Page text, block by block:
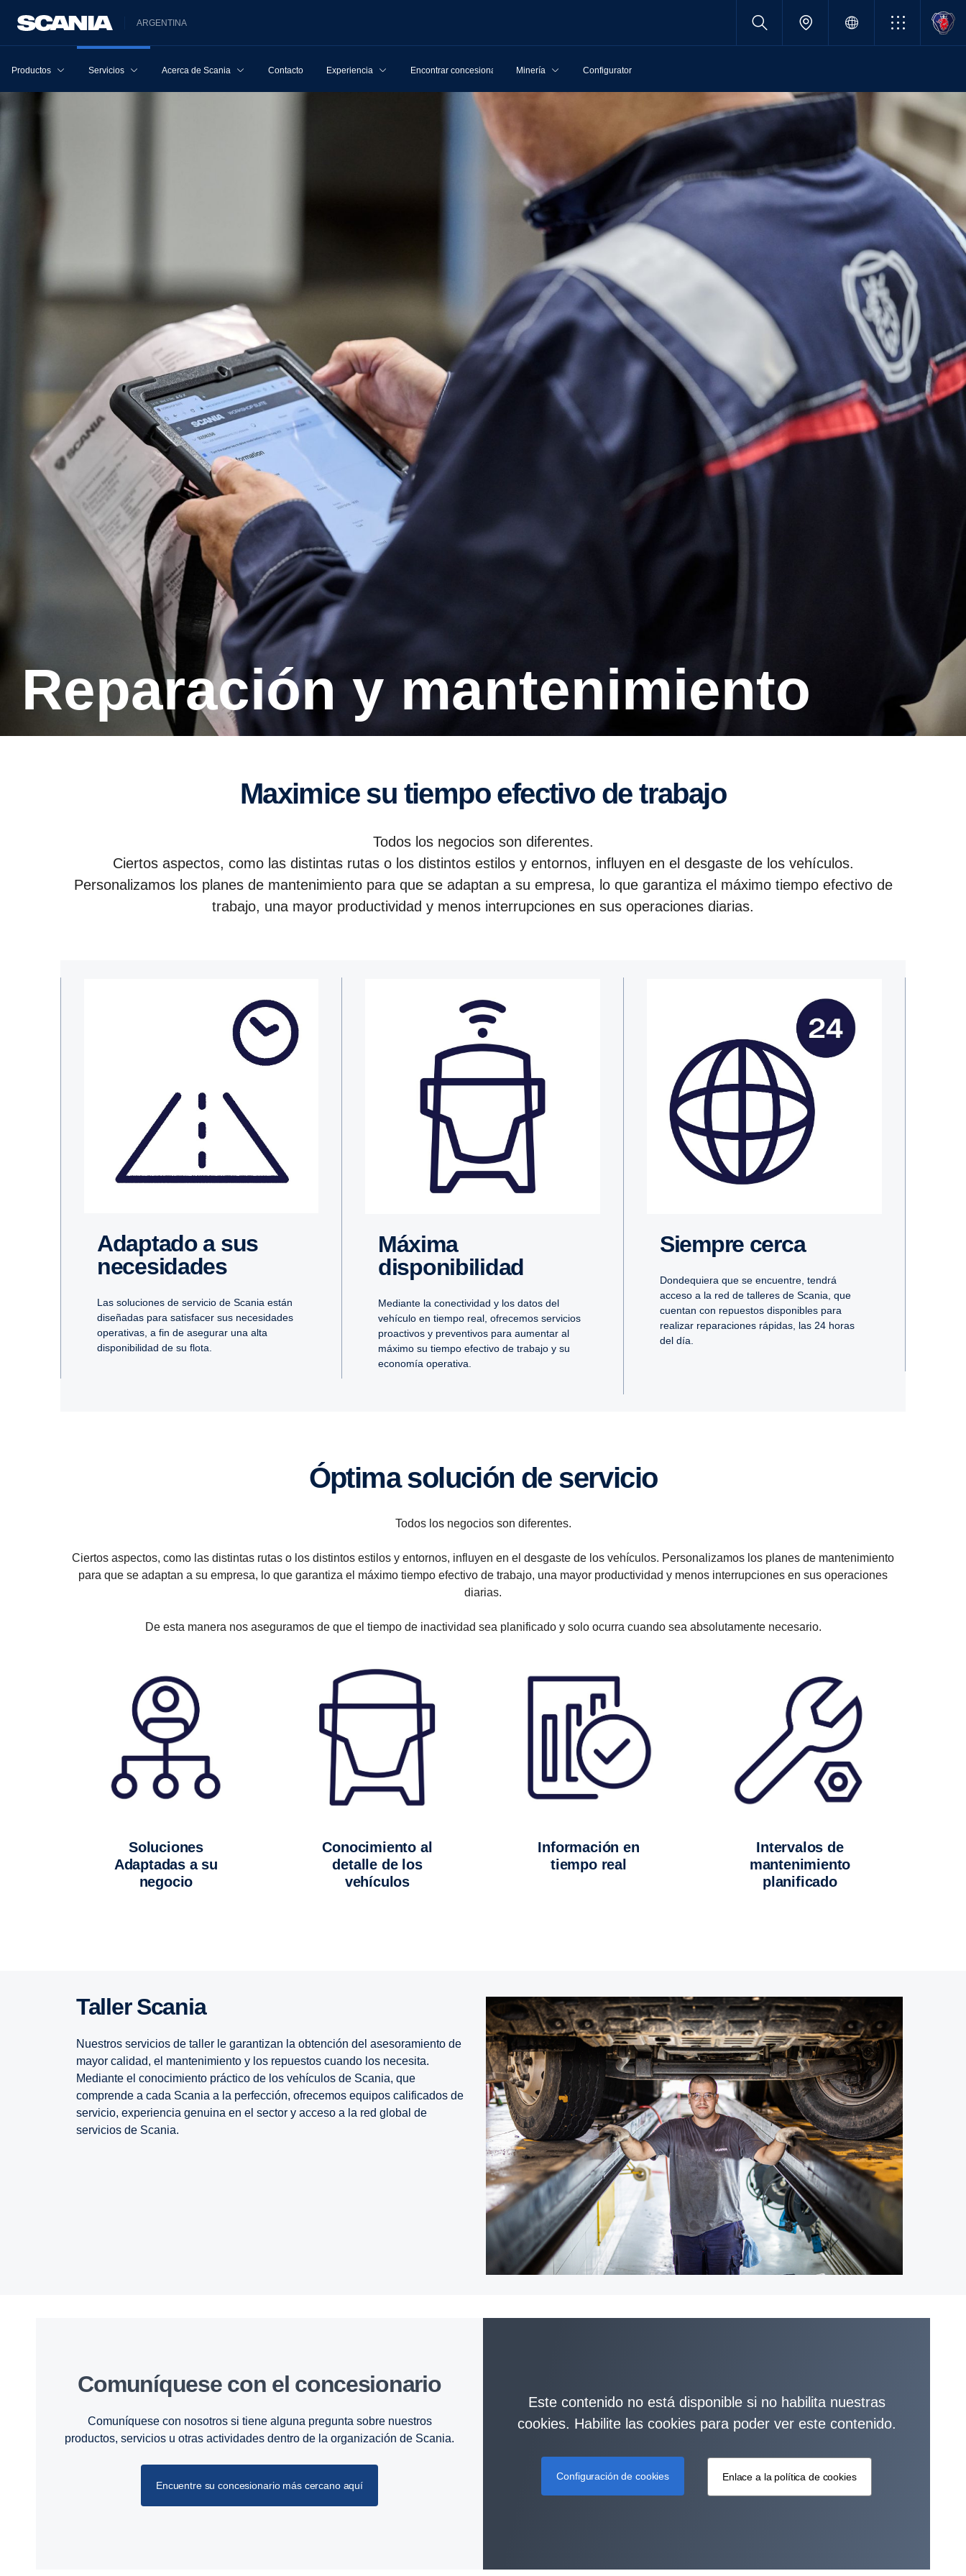
ARGENTINA
Productos Servicios Acerca de Scania Contacto Experiencia Encontrar concesionarios Minería Configurator
Reparación y mantenimiento
Maximice su tiempo efectivo de trabajo
Todos los negocios son diferentes.
Ciertos aspectos, como las distintas rutas o los distintos estilos y entornos, influyen en el desgaste de los vehículos.
Personalizamos los planes de mantenimiento para que se adaptan a su empresa, lo que garantiza el máximo tiempo efectivo de
trabajo, una mayor productividad y menos interrupciones en sus operaciones diarias.
Adaptado a sus
necesidades
Las soluciones de servicio de Scania están
diseñadas para satisfacer sus necesidades
operativas, a fin de asegurar una alta
disponibilidad de su flota.
máxima
disponibilidad
Mediante la conectividad y los datos del
vehículo en tiempo real, ofrecemos servicios
proactivos y preventivos para aumentar al
máximo su tiempo efectivo de trabajo y su
economía operativa.
Siempre cerca
Dondequiera que se encuentre, tendrá
acceso a la red de talleres de Scania, que
cuentan con repuestos disponibles para
realizar reparaciones rápidas, las 24 horas
del día.
óptima solución de servicio
Todos los negocios son diferentes.
Ciertos aspectos, como las distintas rutas o los distintos estilos y entornos, influyen en el desgaste de los vehículos. Personalizamos los planes de mantenimiento
para que se adaptan a su empresa, lo que garantiza el máximo tiempo efectivo de trabajo, una mayor productividad y menos interrupciones en sus operaciones
diarias.
De esta manera nos aseguramos de que el tiempo de inactividad sea planificado y solo ocurra cuando sea absolutamente necesario.
Soluciones
Adaptadas a su
negocio
Conocimiento al
detalle de los
vehículos
Información en
tiempo real
Intervalos de
mantenimiento
planificado
Taller Scania
Nuestros servicios de taller le garantizan la obtención del asesoramiento de
mayor calidad, el mantenimiento y los repuestos cuando los necesita.
Mediante el conocimiento práctico de los vehículos de Scania, que
comprende a cada Scania a la perfección, ofrecemos equipos calificados de
servicio, experiencia genuina en el sector y acceso a la red global de
servicios de Scania.
Comuníquese con el concesionario
Comuníquese con nosotros si tiene alguna pregunta sobre nuestros
productos, servicios u otras actividades dentro de la organización de Scania.
Encuentre su concesionario más cercano aquí
Este contenido no está disponible si no habilita nuestras
cookies. Habilite las cookies para poder ver este contenido.
Configuración de cookies Enlace a la política de cookies